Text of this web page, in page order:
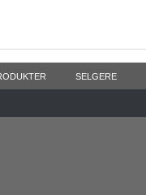
SELGERE